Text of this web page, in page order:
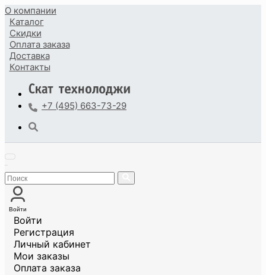
О компании
Каталог
Скидки
Оплата заказа
Доставка
Контакты
+7 (495) 663-73-29
Войти
Войти
Регистрация
Личный кабинет
Мои заказы
Оплата заказа